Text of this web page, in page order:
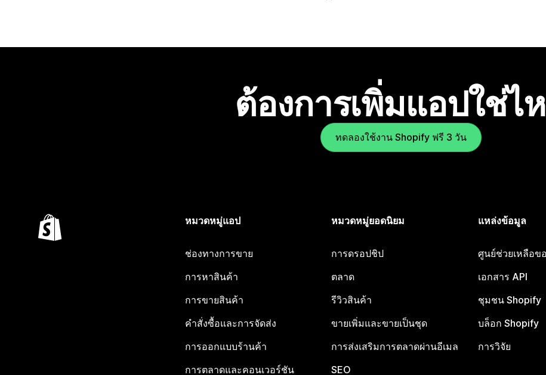
ต้องการเพิ่มแอปใช่ไ
ทดลองใช้งาน Shopify ฟรี 3 วัน
หมวดหมู่แอป
ช่องทางการขาย
การหาสินค้า
การขายสินค้า
คำสั่งซื้อและการจัดส่ง
การออกแบบร้านค้า
การตลาดและคอนเวอร์ชัน
หมวดหมู่ยอดนิยม
การดรอปชิป
ตลาด
รีวิวสินค้า
ขายเพิ่มและขายเป็นชุด
การส่งเสริมการตลาดผ่านอีเมล
SEO
แหล่งข้อมูล
ศูนย์ช่วยเหลือข
เอกสาร API
ชุมชน Shopify
บล็อก Shopify
การวิจัย